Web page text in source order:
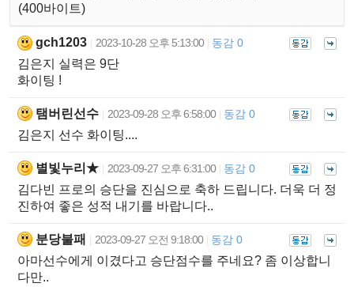
(400바이트)
gch1203 2023-10-28 오후 5:13:00 동감 0
김은지 실력은 9단
화이팅 !
탬버린선수 2023-09-28 오후 6:58:00 동감 0
김은지 선수 화이팅....
별빛누리★ 2023-09-27 오후 6:31:00 동감 0
김다빈 프로의 승단을 진심으로 축하 드립니다. 더욱 더 정
진하여 좋은 성적 내기를 바랍니다..
분당불패 2023-09-27 오전 9:18:00 동감 0
아마선수에게 이겼다고 승단점수를 주네요? 좀 이상합니
다만..